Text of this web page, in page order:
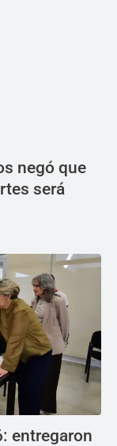
negó que
será
entregaron